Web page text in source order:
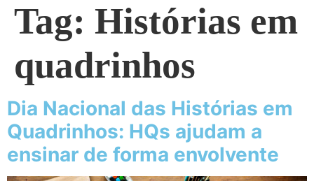
Tag: Histórias em
quadrinhos
Dia Nacional das Histórias em
Quadrinhos: HQs ajudam a
ensinar de forma envolvente